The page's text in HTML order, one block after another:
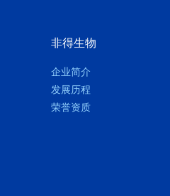
非得生物
企业简介
发展历程
荣誉资质